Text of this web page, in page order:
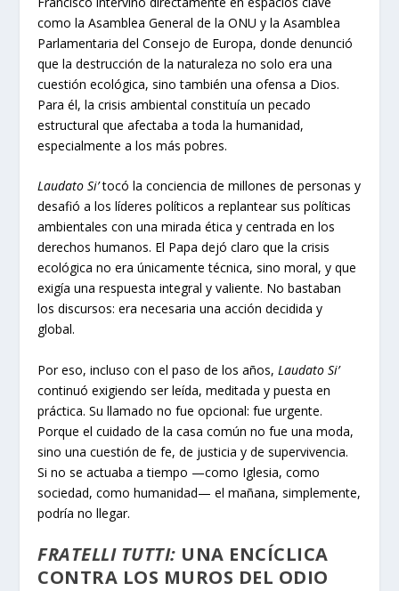
como la Asamblea General de la ONU y la Asamblea
Parlamentaria del Consejo de Europa, donde denunció
que la destrucción de la naturaleza no solo era una
cuestión ecológica, sino también una ofensa a Dios.
Para él, la crisis ambiental constituía un pecado
estructural que afectaba a toda la humanidad,
especialmente a los más pobres.
Laudato Si’tocó la conciencia de millones de personas y
desafió a los líderes políticos a replantear sus políticas
ambientales con una mirada ética y centrada en los
derechos humanos. El Papa dejó claro que la crisis
ecológica no era únicamente técnica, sino moral, y que
exigía una respuesta integral y valiente. No bastaban
los discursos: era necesaria una acción decidida y
global.
Por eso, incluso con el paso de los años, Laudato Si’
continuó exigiendo ser leída, meditada y puesta en
práctica. Su llamado no fue opcional: fue urgente.
Porque el cuidado de la casa común no fue una moda,
sino una cuestión de fe, de justicia y de supervivencia.
Si no se actuaba a tiempo —como Iglesia, como
sociedad, como humanidad— el mañana, simplemente,
podría no llegar.
FRATELLI TUTTI: UNA ENCÍCLICA
CONTRA LOS MUROS DEL ODIO